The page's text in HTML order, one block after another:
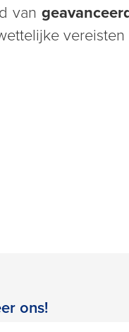
van
vereisten
ons!